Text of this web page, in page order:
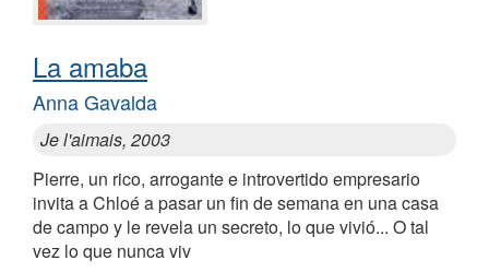
La amaba
Anna Gavalda
Je l'aimais, 2003
Pierre, un rico, arrogante e introvertido empresario
invita a Chloé a pasar un fin de semana en una casa
de campo y le revela un secreto, lo que vivió... O tal
vez lo que nunca viv